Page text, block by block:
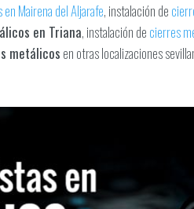
Mairena del Aljarafe, instalación de
en Triana, instalación de cierres
metálicosen otras localizaciones